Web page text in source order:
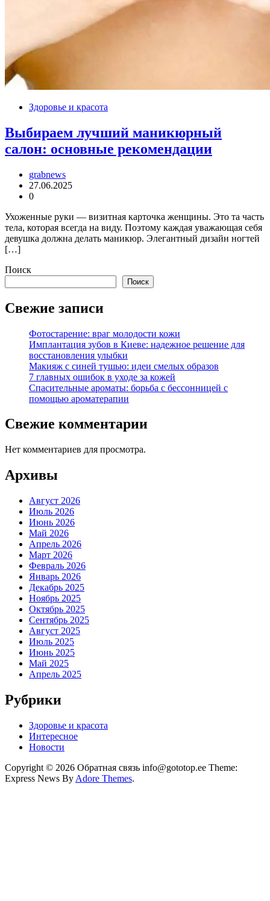
Здоровье и красота
Выбираем лучший маникюрный
салон: основные рекомендации
grabnews
27.06.2025
0
Ухоженные руки — визитная карточка женщины. Это та часть
тела, которая всегда на виду. Поэтому каждая уважающая себя
девушка должна делать маникюр. Элегантный дизайн ногтей
[…]
Поиск
Поиск
Свежие записи
Фотостарение: враг молодости кожи
Имплантация зубов в Киеве: надежное решение для
восстановления улыбки
Макияж с синей тушью: идеи смелых образов
7 главных ошибок в уходе за кожей
Спасительные ароматы: борьба с бессонницей с
помощью ароматерапии
Свежие комментарии
Нет комментариев для просмотра.
Архивы
Август 2026
Июль 2026
Июнь 2026
Май 2026
Апрель 2026
Март 2026
Февраль 2026
Январь 2026
Декабрь 2025
Ноябрь 2025
Октябрь 2025
Сентябрь 2025
Август 2025
Июль 2025
Июнь 2025
Май 2025
Апрель 2025
Рубрики
Здоровье и красота
Интересное
Новости
Copyright © 2026 Обратная связь info@gototop.ee Theme:
Express News By Adore Themes.